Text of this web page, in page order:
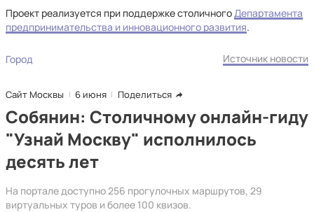
Проект реализуется при поддержке столичногоДепартамента
предпринимательства и инновационного развития.
Город Источник новости
Сайт Москвы 6 июня Поделиться
Собянин: Столичному онлайн-гиду
"Узнай Москву" исполнилось
десять лет
На портале доступно 256 прогулочных маршрутов, 29
виртуальных туров и более 100 квизов.